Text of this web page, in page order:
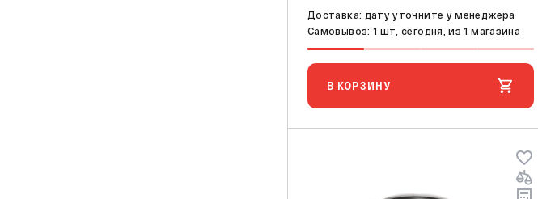
Доставка: дату уточните у менеджера
Самовывоз: 1 шт, сегодня, из1 магазина
В КОРЗИНУ